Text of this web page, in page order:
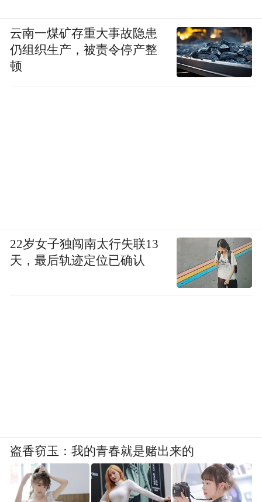
云南一煤矿存重大事故隐患
仍组织生产，被责令停产整
顿
22岁女子独闯南太行失联13
天，最后轨迹定位已确认
盗香窃玉：我的青春就是赌出来的